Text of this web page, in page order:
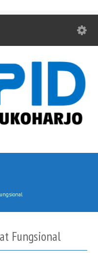
Fungsional